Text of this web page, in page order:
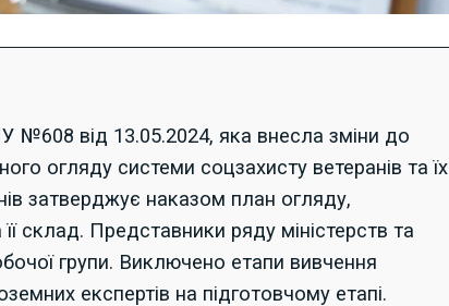
№608 від 13.05.2024, яка внесла зміни до
огляду системи соцзахисту ветеранів та їх
затверджує наказом план огляду,
склад. Представники ряду міністерств та
групи. Виключено етапи вивчення
експертів на підготовчому етапі.